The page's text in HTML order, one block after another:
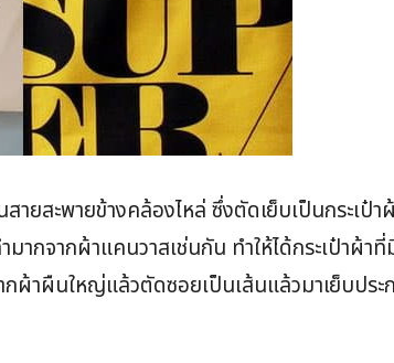
ยสะพายข้างคล้องไหล่ ซึ่งตัดเย็บเป็นกระเป๋า
กจากผ้าแคนวาสเช่นกัน ทำให้ได้กระเป๋าผ้า
ผ้าผืนใหญ่แล้วตัดซอยเป็นเส้นแล้วมาเย็บประ